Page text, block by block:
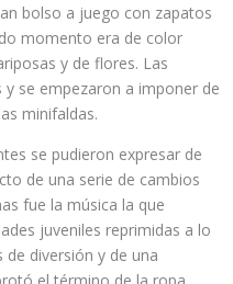
bolso a juego con zapatos
momento era de color
y de flores. Las
se empezaron a imponer de
minifaldas.
se pudieron expresar de
de una serie de cambios
fue la música la que
juveniles reprimidas a lo
diversión y de una